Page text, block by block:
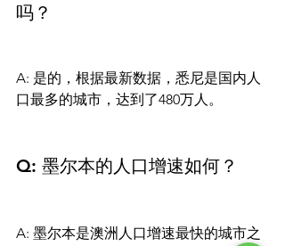
吗？
A: 是的，根据最新数据，悉尼是国内人
口最多的城市，达到了480万人。
Q: 墨尔本的人口增速如何？
A: 墨尔本是澳洲人口增速最快的城市之